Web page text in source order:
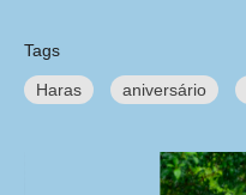
Tags
Haras aniversário